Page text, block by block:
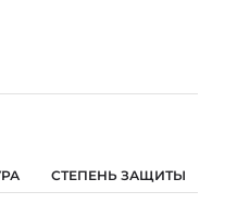
СТЕПЕНЬ ЗАЩИТЫ